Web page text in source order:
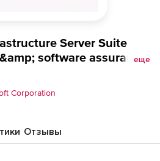
Server Suite
software assurance,
2, without Windows
Language
еще
Corporation
Отзывы